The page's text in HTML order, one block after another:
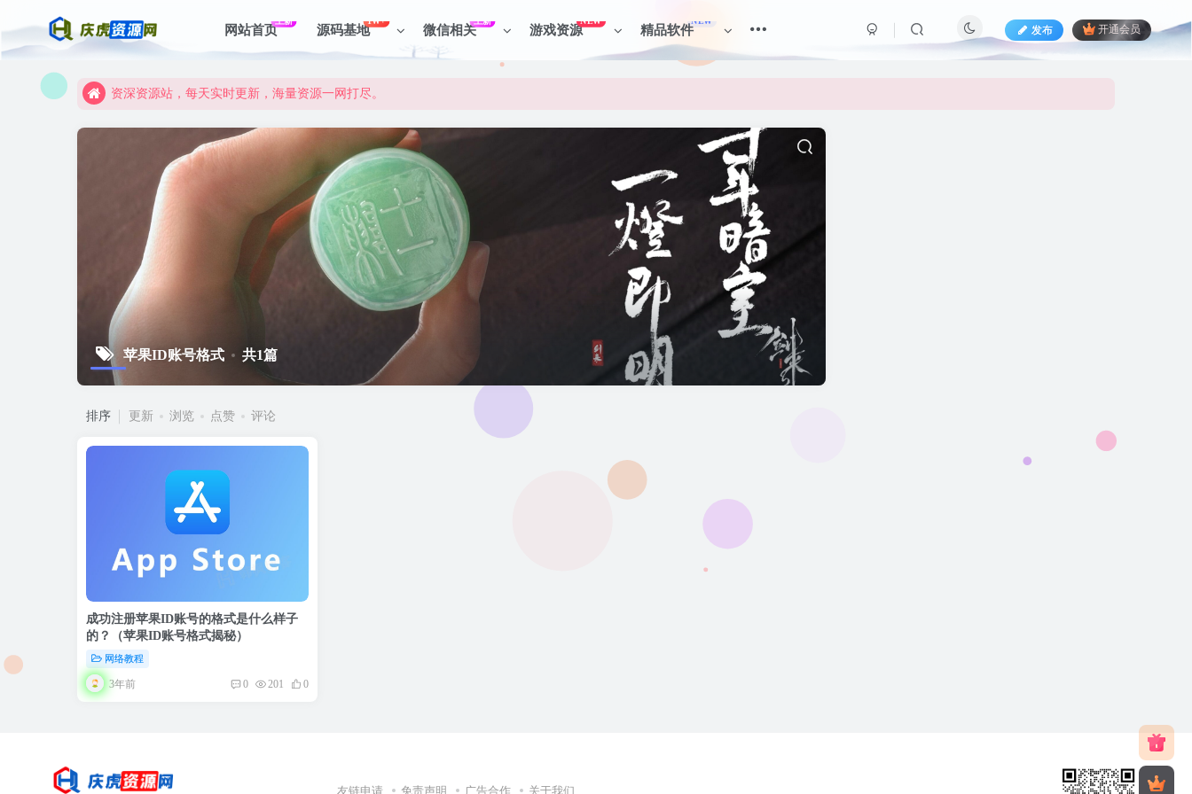
网站首页
上新
源码基地
1W+
微信相关
上新
游戏资源
NEW
精品软件
NEW
发布 开通会员
资深资源站，每天实时更新，海量资源一网打尽。
【启明网】找项目 + 低成本创业 + 减少信息差 + 见识各种项目 + 提升网创认知。
资深资源站，每天实时更新，海量资源一网打尽。
苹果ID账号格式 共1篇
排序 更新 浏览 点赞 评论
成功注册苹果ID账号的格式是什么样子
的？（苹果ID账号格式揭秘）
网络教程
3年前 0 201 0
友链申请 免责声明 广告合作 关于我们